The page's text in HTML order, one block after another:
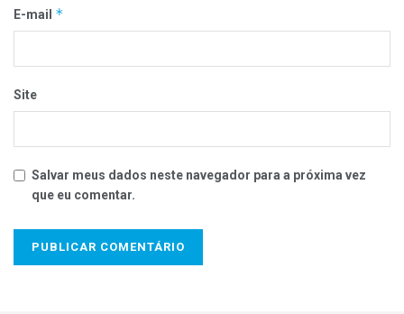
E-mail *
Site
Salvar meus dados neste navegador para a próxima vez
que eu comentar.